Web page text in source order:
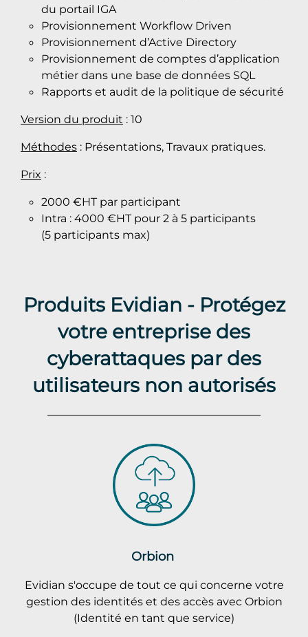
du portail IGA
Provisionnement Workflow Driven
Provisionnement d’Active Directory
Provisionnement de comptes d’application
métier dans une base de données SQL
Rapports et audit de la politique de sécurité
Version du produit : 10
Méthodes : Présentations, Travaux pratiques.
Prix :
2000 €HT par participant
Intra : 4000 €HT pour 2 à 5 participants
(5 participants max)
Produits Evidian - Protégez
votre entreprise des
cyberattaques par des
utilisateurs non autorisés
Orbion
Evidian s'occupe de tout ce qui concerne votre
gestion des identités et des accès avec Orbion
(Identité en tant que service)